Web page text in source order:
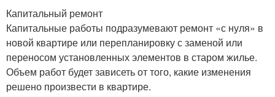
Капитальный ремонт
Капитальные работы подразумевают ремонт «с нуля» в
новой квартире или перепланировку с заменой или
переносом установленных элементов в старом жилье.
Объем работ будет зависеть от того, какие изменения
решено произвести в квартире.